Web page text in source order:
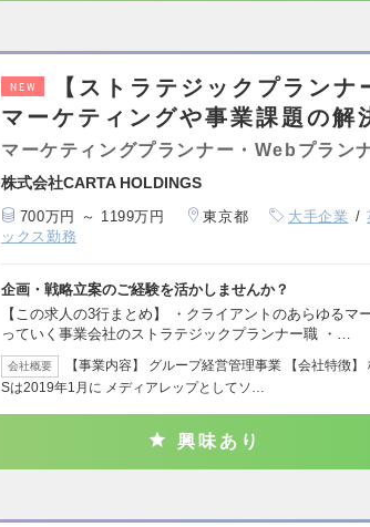
NEW
【ストラテジックプラン
マーケティングや事業課題の解
マーケティングプランナー・Webプラン
株式会社CARTA HOLDINGS
700万円 ～ 1199万円 東京都 大手企業
ックス勤務
企画・戦略立案のご経験を活かしませんか？
【この求人の3行まとめ】 ・クライアントのあらゆるマ
っていく事業会社のストラテジックプランナー職 ・…
会社概要
【事業内容】 グループ経営管理事業 【会社特徴
Sは2019年1月に メディアレップとしてソ…
興味あり